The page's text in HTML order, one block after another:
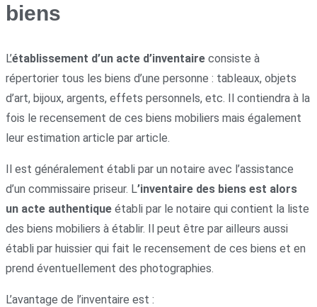
biens
L’établissement d’un acte d’inventaire consiste à
répertorier tous les biens d’une personne : tableaux, objets
d’art, bijoux, argents, effets personnels, etc. Il contiendra à la
fois le recensement de ces biens mobiliers mais également
leur estimation article par article.
Il est généralement établi par un notaire avec l’assistance
d’un commissaire priseur. L’inventaire des biens est alors
un acte authentique établi par le notaire qui contient la liste
des biens mobiliers à établir. Il peut être par ailleurs aussi
établi par huissier qui fait le recensement de ces biens et en
prend éventuellement des photographies.
L’avantage de l’inventaire est :